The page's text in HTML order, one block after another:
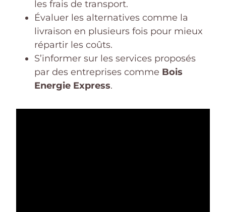
les frais de transport.
Évaluer les alternatives comme la
livraison en plusieurs fois pour mieux
répartir les coûts.
S’informer sur les services proposés
par des entreprises comme Bois
Energie Express.